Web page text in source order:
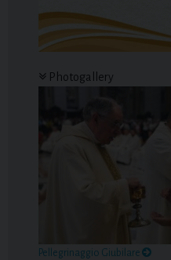
Photogallery
Pellegrinaggio Giubilare